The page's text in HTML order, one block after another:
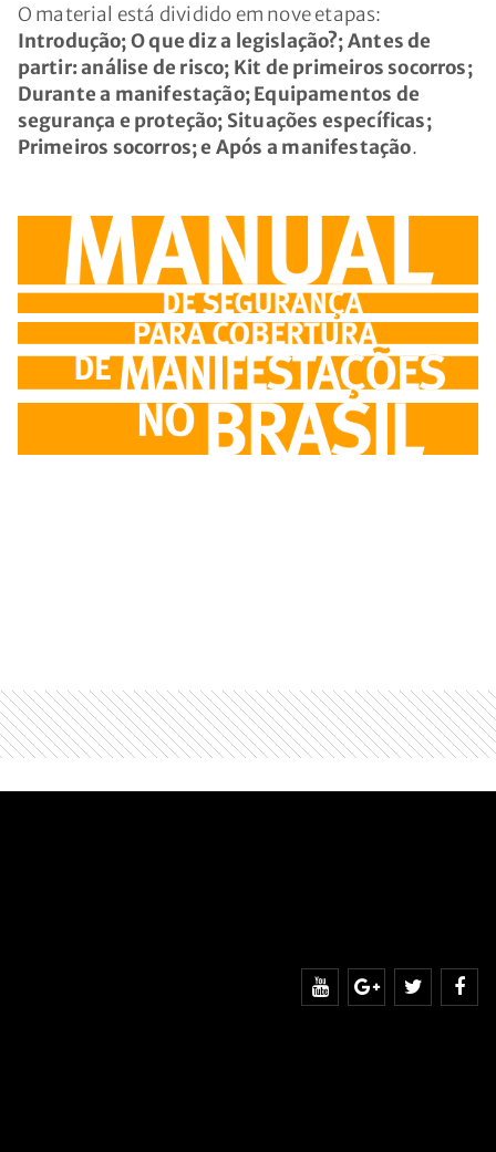
O material está dividido em nove etapas:
Introdução; O que diz a legislação?; Antes de
partir: análise de risco; Kit de primeiros socorros;
Durante a manifestação; Equipamentos de
segurança e proteção; Situações específicas;
Primeiros socorros; e Após a manifestação.